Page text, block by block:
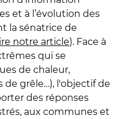
et à l’évolution des
la sénatrice de
lire notre article). Face à
qui se
de chaleur,
de grêle…), l'objectif de
des réponses
aux communes et